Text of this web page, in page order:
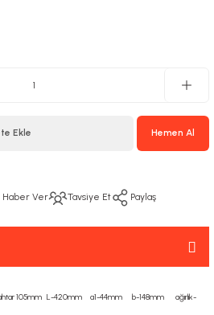
Ekle Hemen Al
Haber Ver Tavsiye Et Paylaş
105mm L-420mm a1-44mm b-148mm ağırlık-